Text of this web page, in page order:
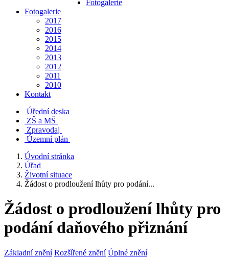
Fotogalerie
Fotogalerie
2017
2016
2015
2014
2013
2012
2011
2010
Kontakt
Úřední deska
ZŠ a MŠ
Zpravodaj
Územní plán
Úvodní stránka
Úřad
Životní situace
Žádost o prodloužení lhůty pro podání...
Žádost o prodloužení lhůty pro
podání daňového přiznání
Základní znění Rozšířené znění Úplné znění